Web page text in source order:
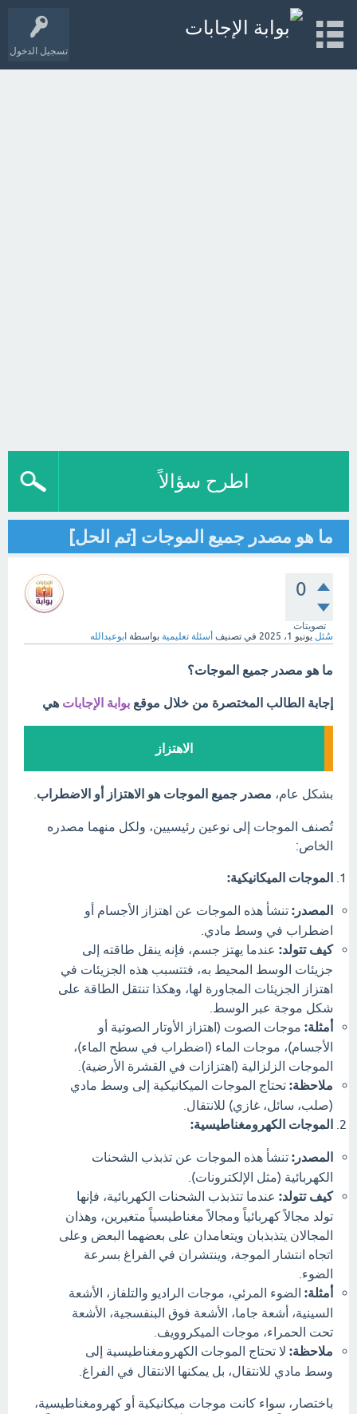
تسجيل الدخول
اطرح سؤالاً
ما هو مصدر جميع الموجات [تم الحل]
0
تصويتات
سُئل يونيو 1، 2025 في تصنيف أسئلة تعليمية بواسطة ابوعبدالله
ما هو مصدر جميع الموجات؟
إجابة الطالب المختصرة من خلال موقع بوابة الإجابات هي
الاهتزاز
بشكل عام، مصدر جميع الموجات هو الاهتزاز أو الاضطراب
تُصنف الموجات إلى نوعين رئيسيين، ولكل منهما مصدره
الخاص:
الموجات الميكانيكية:
المصدر: تنشأ هذه الموجات عن اهتزاز الأجسام أو
اضطراب في وسط مادي.
كيف تتولد: عندما يهتز جسم، فإنه ينقل طاقته إلى
جزيئات الوسط المحيط به، فتتسبب هذه الجزيئات في
اهتزاز الجزيئات المجاورة لها، وهكذا تنتقل الطاقة على
شكل موجة عبر الوسط.
أمثلة: موجات الصوت (اهتزاز الأوتار الصوتية أو
الأجسام)، موجات الماء (اضطراب في سطح الماء)،
الموجات الزلزالية (اهتزازات في القشرة الأرضية).
ملاحظة: تحتاج الموجات الميكانيكية إلى وسط مادي
(صلب، سائل، غازي) للانتقال.
الموجات الكهرومغناطيسية:
المصدر: تنشأ هذه الموجات عن تذبذب الشحنات
الكهربائية (مثل الإلكترونات).
كيف تتولد: عندما تتذبذب الشحنات الكهربائية، فإنها
تولد مجالاً كهربائياً ومجالاً مغناطيسياً متغيرين، وهذان
المجالان يتذبذبان ويتعامدان على بعضهما البعض وعلى
اتجاه انتشار الموجة، وينتشران في الفراغ بسرعة
الضوء.
أمثلة: الضوء المرئي، موجات الراديو والتلفاز، الأشعة
السينية، أشعة جاما، الأشعة فوق البنفسجية، الأشعة
تحت الحمراء، موجات الميكروويف.
ملاحظة: لا تحتاج الموجات الكهرومغناطيسية إلى
وسط مادي للانتقال، بل يمكنها الانتقال في الفراغ.
باختصار، سواء كانت موجات ميكانيكية أو كهرومغناطيسية،